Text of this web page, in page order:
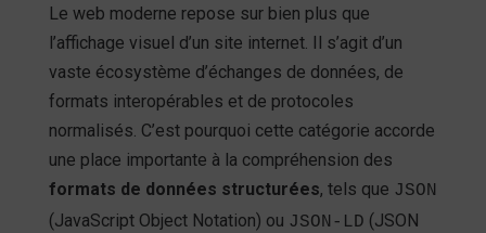
Le web moderne repose sur bien plus que
l’affichage visuel d’un site internet. Il s’agit d’un
vaste écosystème d’échanges de données, de
formats interopérables et de protocoles
normalisés. C’est pourquoi cette catégorie accorde
une place importante à la compréhension des
formats de données structurées, tels que JSON
(JavaScript Object Notation) ou JSON-LD (JSON